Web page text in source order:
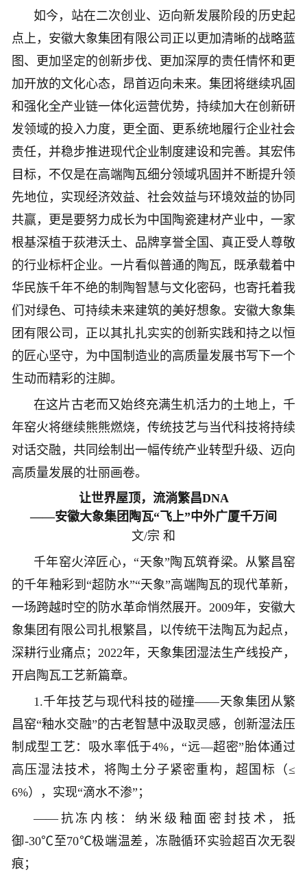
如今，站在二次创业、迈向新发展阶段的历史起
点上，安徽大象集团有限公司正以更加清晰的战略蓝
图、更加坚定的创新步伐、更加深厚的责任情怀和更
加开放的文化心态，昂首迈向未来。集团将继续巩固
和强化全产业链一体化运营优势，持续加大在创新研
发领域的投入力度，更全面、更系统地履行企业社会
责任，并稳步推进现代企业制度建设和完善。其宏伟
目标，不仅是在高端陶瓦细分领域巩固并不断提升领
先地位，实现经济效益、社会效益与环境效益的协同
共赢，更是要努力成长为中国陶瓷建材产业中，一家
根基深植于荻港沃土、品牌享誉全国、真正受人尊敬
的行业标杆企业。一片看似普通的陶瓦，既承载着中
华民族千年不绝的制陶智慧与文化密码，也寄托着我
们对绿色、可持续未来建筑的美好想象。安徽大象集
团有限公司，正以其扎扎实实的创新实践和持之以恒
的匠心坚守，为中国制造业的高质量发展书写下一个
生动而精彩的注脚。
在这片古老而又始终充满生机活力的土地上，千
年窑火将继续熊熊燃烧，传统技艺与当代科技将持续
对话交融，共同绘制出一幅传统产业转型升级、迈向
高质量发展的壮丽画卷。
让世界屋顶，流淌繁昌DNA
——安徽大象集团陶瓦“飞上”中外广厦千万间
文/宗 和
千年窑火淬匠心，“天象”陶瓦筑脊梁。从繁昌窑
的千年釉彩到“超防水”“天象”高端陶瓦的现代革新，
一场跨越时空的防水革命悄然展开。2009年，安徽大
象集团有限公司扎根繁昌，以传统干法陶瓦为起点，
深耕行业痛点；2022年，天象集团湿法生产线投产，
开启陶瓦工艺新篇章。
1.千年技艺与现代科技的碰撞——天象集团从繁
昌窑“釉水交融”的古老智慧中汲取灵感，创新湿法压
制成型工艺：吸水率低于4%，“远—超密”胎体通过
高压湿法技术，将陶土分子紧密重构，超国标（≤
6%），实现“滴水不渗”；
——抗冻内核：纳米级釉面密封技术，抵
御-30℃至70℃极端温差，冻融循环实验超百次无裂
痕；